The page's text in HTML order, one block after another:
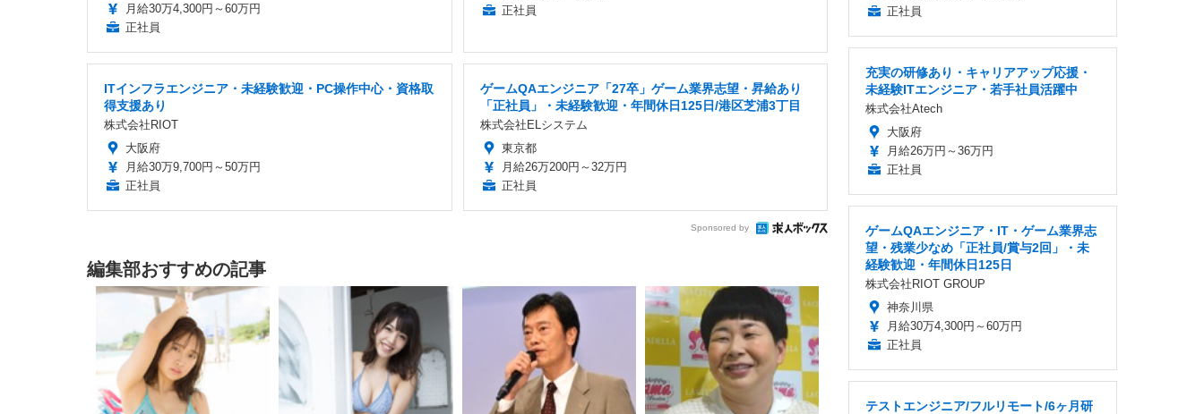
月給30万4,300円～60万円
正社員
正社員
ITインフラエンジニア・未経験歓迎・PC操作中心・資格取
得支援あり
株式会社RIOT
大阪府
月給30万9,700円～50万円
正社員
ゲームQAエンジニア「27卒」ゲーム業界志望・昇給あり
「正社員」・未経験歓迎・年間休日125日/港区芝浦3丁目
株式会社ELシステム
東京都
月給26万200円～32万円
正社員
Sponsored by
編集部おすすめの記事
正社員
充実の研修あり・キャリアアップ応援・
未経験ITエンジニア・若手社員活躍中
株式会社Atech
大阪府
月給26万円～36万円
正社員
ゲームQAエンジニア・IT・ゲーム業界志
望・残業少なめ「正社員/賞与2回」・未
経験歓迎・年間休日125日
株式会社RIOT GROUP
神奈川県
月給30万4,300円～60万円
正社員
テストエンジニア/フルリモート/6ヶ月研